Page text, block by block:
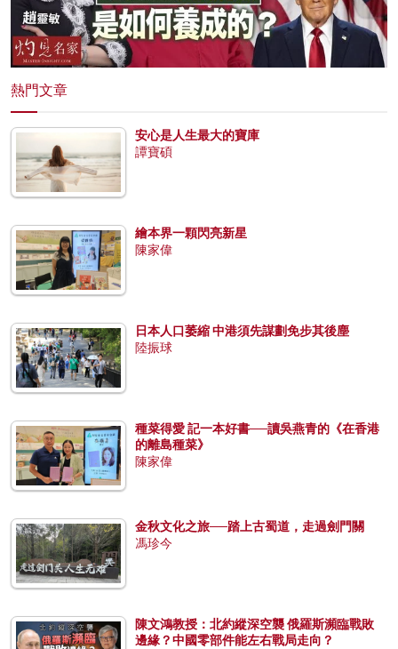
熱門文章
安心是人生最大的寶庫
譚寶碩
繪本界一顆閃亮新星
陳家偉
日本人口萎縮 中港須先謀劃免步其後塵
陸振球
種菜得愛 記一本好書──讀吳燕青的《在香港
的離島種菜》
陳家偉
金秋文化之旅──踏上古蜀道，走過劍門關
馮珍今
陳文鴻教授：北約縱深空襲 俄羅斯瀕臨戰敗
邊緣？中國零部件能左右戰局走向？